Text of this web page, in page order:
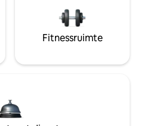
Fitnessruimte